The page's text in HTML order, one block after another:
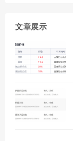
文章展示